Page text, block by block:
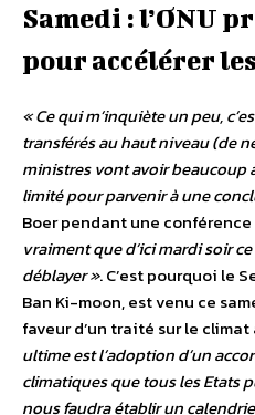
Samedi : l’ONU
pour accélérer
« Ce qui m’inquiète un peu,
transférés au haut niveau (de
ministres vont avoir beaucoup
limité pour parvenir à une
Boer pendant une conférence
vraiment que d’ici mardi soir
déblayer ». C’est pourquoi le
Ban Ki-moon, est venu ce
faveur d’un traité sur le
ultime est l’adoption d’un
climatiques que tous les Etats
nous faudra établir un